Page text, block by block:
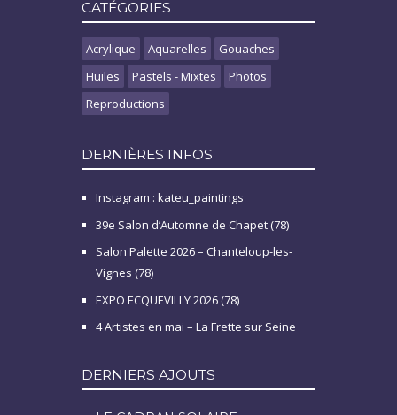
CATÉGORIES
Acrylique Aquarelles
Gouaches
Huiles
Pastels - Mixtes
Photos
Reproductions
DERNIÈRES INFOS
Instagram : kateu_paintings
39e Salon d’Automne de Chapet (78)
Salon Palette 2026 – Chanteloup-les-
Vignes (78)
EXPO ECQUEVILLY 2026 (78)
4 Artistes en mai – La Frette sur Seine
DERNIERS AJOUTS